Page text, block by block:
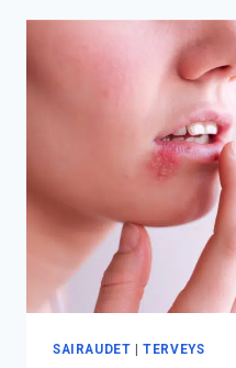
TARVITSET?
SAIRAUDET |TERVEYS